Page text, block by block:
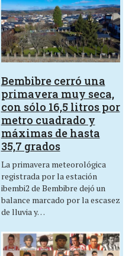
Bembibre cerró una
primavera muy seca,
con sólo 16,5 litros por
metro cuadrado y
máximas de hasta
35,7 grados
La primavera meteorológica
registrada por la estación
ibembi2 de Bembibre dejó un
balance marcado por la escasez
de lluvia y…